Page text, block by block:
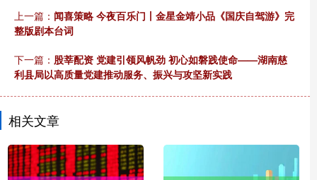
上一篇： 闻喜策略 今夜百乐门丨金星金靖小品《国庆自驾游》完
整版剧本台词
下一篇： 股莘配资 党建引领风帆劲 初心如磐践使命——湖南慈
利县局以高质量党建推动服务、振兴与攻坚新实践
相关文章